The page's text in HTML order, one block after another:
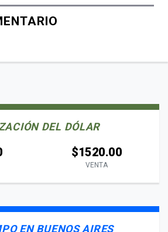
DEL DÓLAR
$1520.00
VENTA
EN BUENOS AIRES